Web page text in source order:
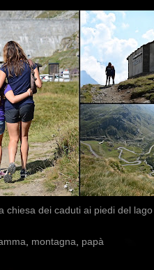
chiesa dei caduti ai piedi del
, montagna, papà